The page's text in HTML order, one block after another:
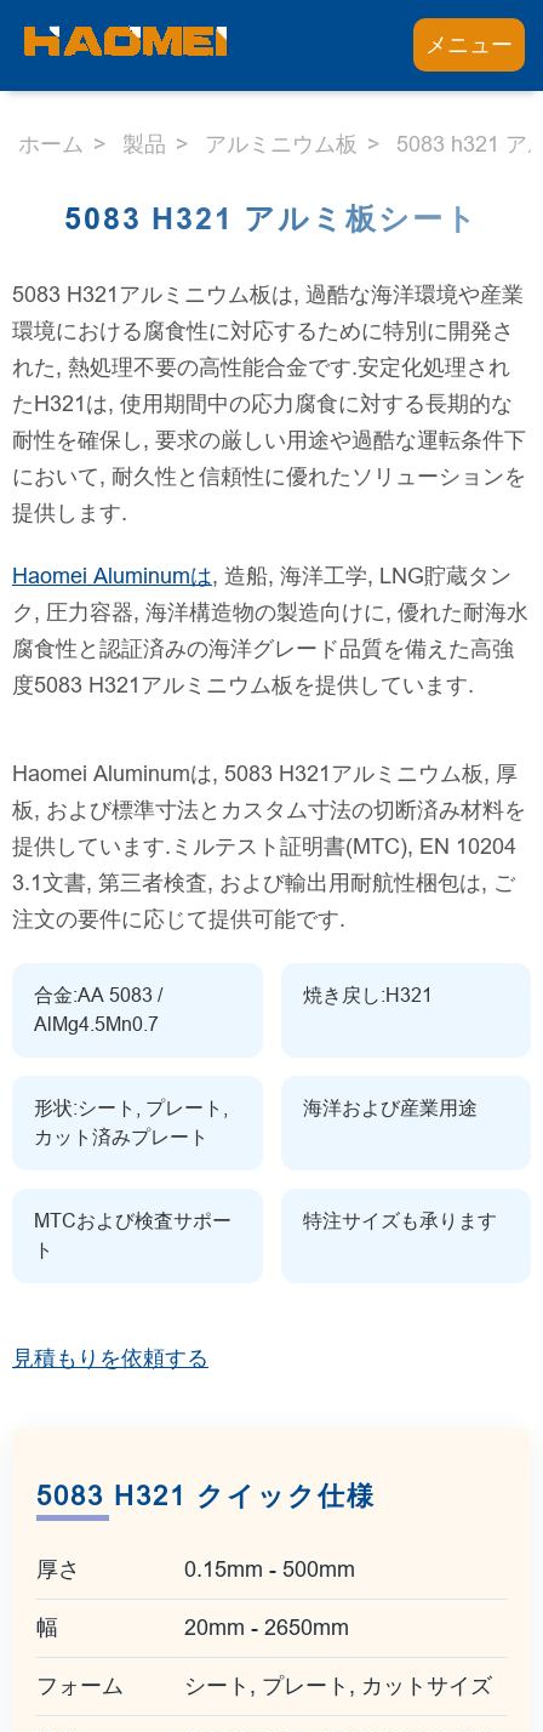
メニュー
ホーム 製品 アルミニウム板 5083 h321 ア
5083 H321 アルミ板シート
5083 H321アルミニウム板は, 過酷な海洋環境や産業
環境における腐食性に対応するために特別に開発さ
れた, 熱処理不要の高性能合金です.安定化処理され
たH321は, 使用期間中の応力腐食に対する長期的な
耐性を確保し, 要求の厳しい用途や過酷な運転条件下
において, 耐久性と信頼性に優れたソリューションを
提供します.
Haomei Aluminumは, 造船, 海洋工学, LNG貯蔵タン
ク, 圧力容器, 海洋構造物の製造向けに, 優れた耐海水
腐食性と認証済みの海洋グレード品質を備えた高強
度5083 H321アルミニウム板を提供しています.
Haomei Aluminumは, 5083 H321アルミニウム板, 厚
板, および標準寸法とカスタム寸法の切断済み材料を
提供しています.ミルテスト証明書(MTC), EN 10204
3.1文書, 第三者検査, および輸出用耐航性梱包は, ご
注文の要件に応じて提供可能です.
合金:AA 5083 /
AlMg4.5Mn0.7
焼き戻し:H321
形状:シート, プレート,
カット済みプレート
海洋および産業用途
MTCおよび検査サポー
ト
特注サイズも承ります
見積もりを依頼する
5083 H321 クイック仕様
厚さ 0.15mm - 500mm
幅 20mm - 2650mm
フォーム シート, プレート, カットサイズ